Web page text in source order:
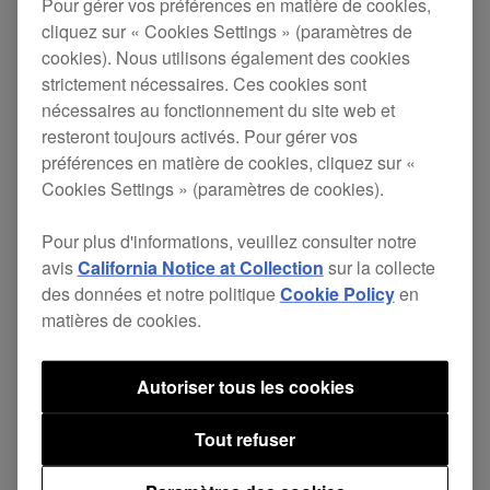
jour vient corriger certains problèmes mineurs.
PRO DJ LINK
Bridge
ver.
1.1.4
Page de
téléchargement
Partager
Retour aux actualités
cliquez sur « Cookies Settings » (paramètres de
cookies). Nous utilisons également des cookies
strictement nécessaires. Ces cookies sont
nécessaires au fonctionnement du site web et
resteront toujours activés. Pour gérer vos
préférences en matière de cookies, cliquez sur «
Cookies Settings » (paramètres de cookies).
Pour plus d'informations, veuillez consulter notre
avisCalifornia Notice at Collection sur la collecte
des données et notre politiqueCookie Policyen
matières de cookies.
Tout refuser
Autoriser tous les cookies